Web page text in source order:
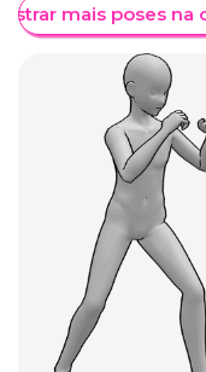
mais poses na